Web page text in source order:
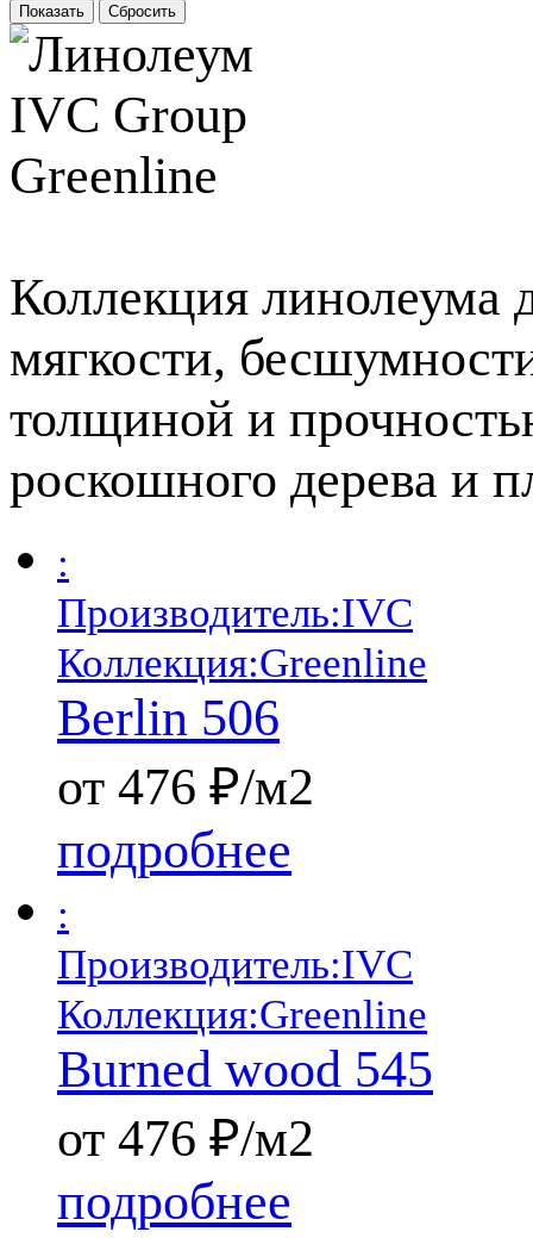
Коллекция линолеума
мягкости,
толщиной и
роскошного дерева и
:
Производитель:IVC
Коллекция:Greenline
Berlin 506
от 476 ₽/м2
подробнее
:
Производитель:IVC
Коллекция:Greenline
Burned wood 545
от 476 ₽/м2
подробнее